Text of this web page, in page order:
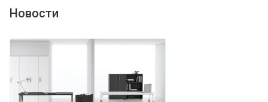
торцевые поверхности элементов шкафа надежно
прочными силовыми креплениями – эксцентриковыми
стяжками. Регулируемые по высоте опоры обеспечат
Новости